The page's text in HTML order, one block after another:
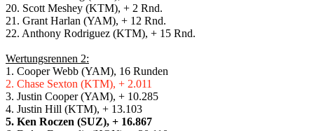
20. Scott Meshey (KTM), + 2 Rnd.
21. Grant Harlan (YAM), + 12 Rnd.
22. Anthony Rodriguez (KTM), + 15 Rnd.
Wertungsrennen 2:
1. Cooper Webb (YAM), 16 Runden
2. Chase Sexton (KTM), + 2.011
3. Justin Cooper (YAM), + 10.285
4. Justin Hill (KTM), + 13.103
5. Ken Roczen (SUZ), + 16.867